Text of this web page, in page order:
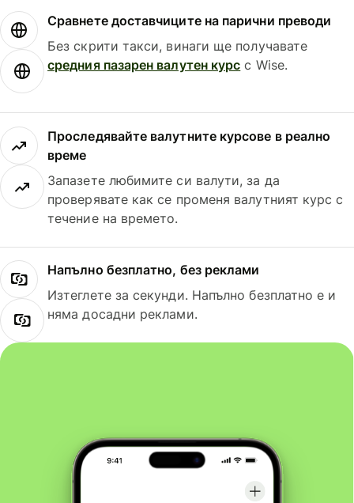
Сравнете доставчиците на парични преводи
Без скрити такси, винаги ще получавате
средния пазарен валутен курс с Wise.
Проследявайте валутните курсове в реално
време
Запазете любимите си валути, за да
проверявате как се променя валутният курс с
течение на времето.
Напълно безплатно, без реклами
Изтеглете за секунди. Напълно безплатно е и
няма досадни реклами.